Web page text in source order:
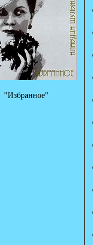
"Избранное"